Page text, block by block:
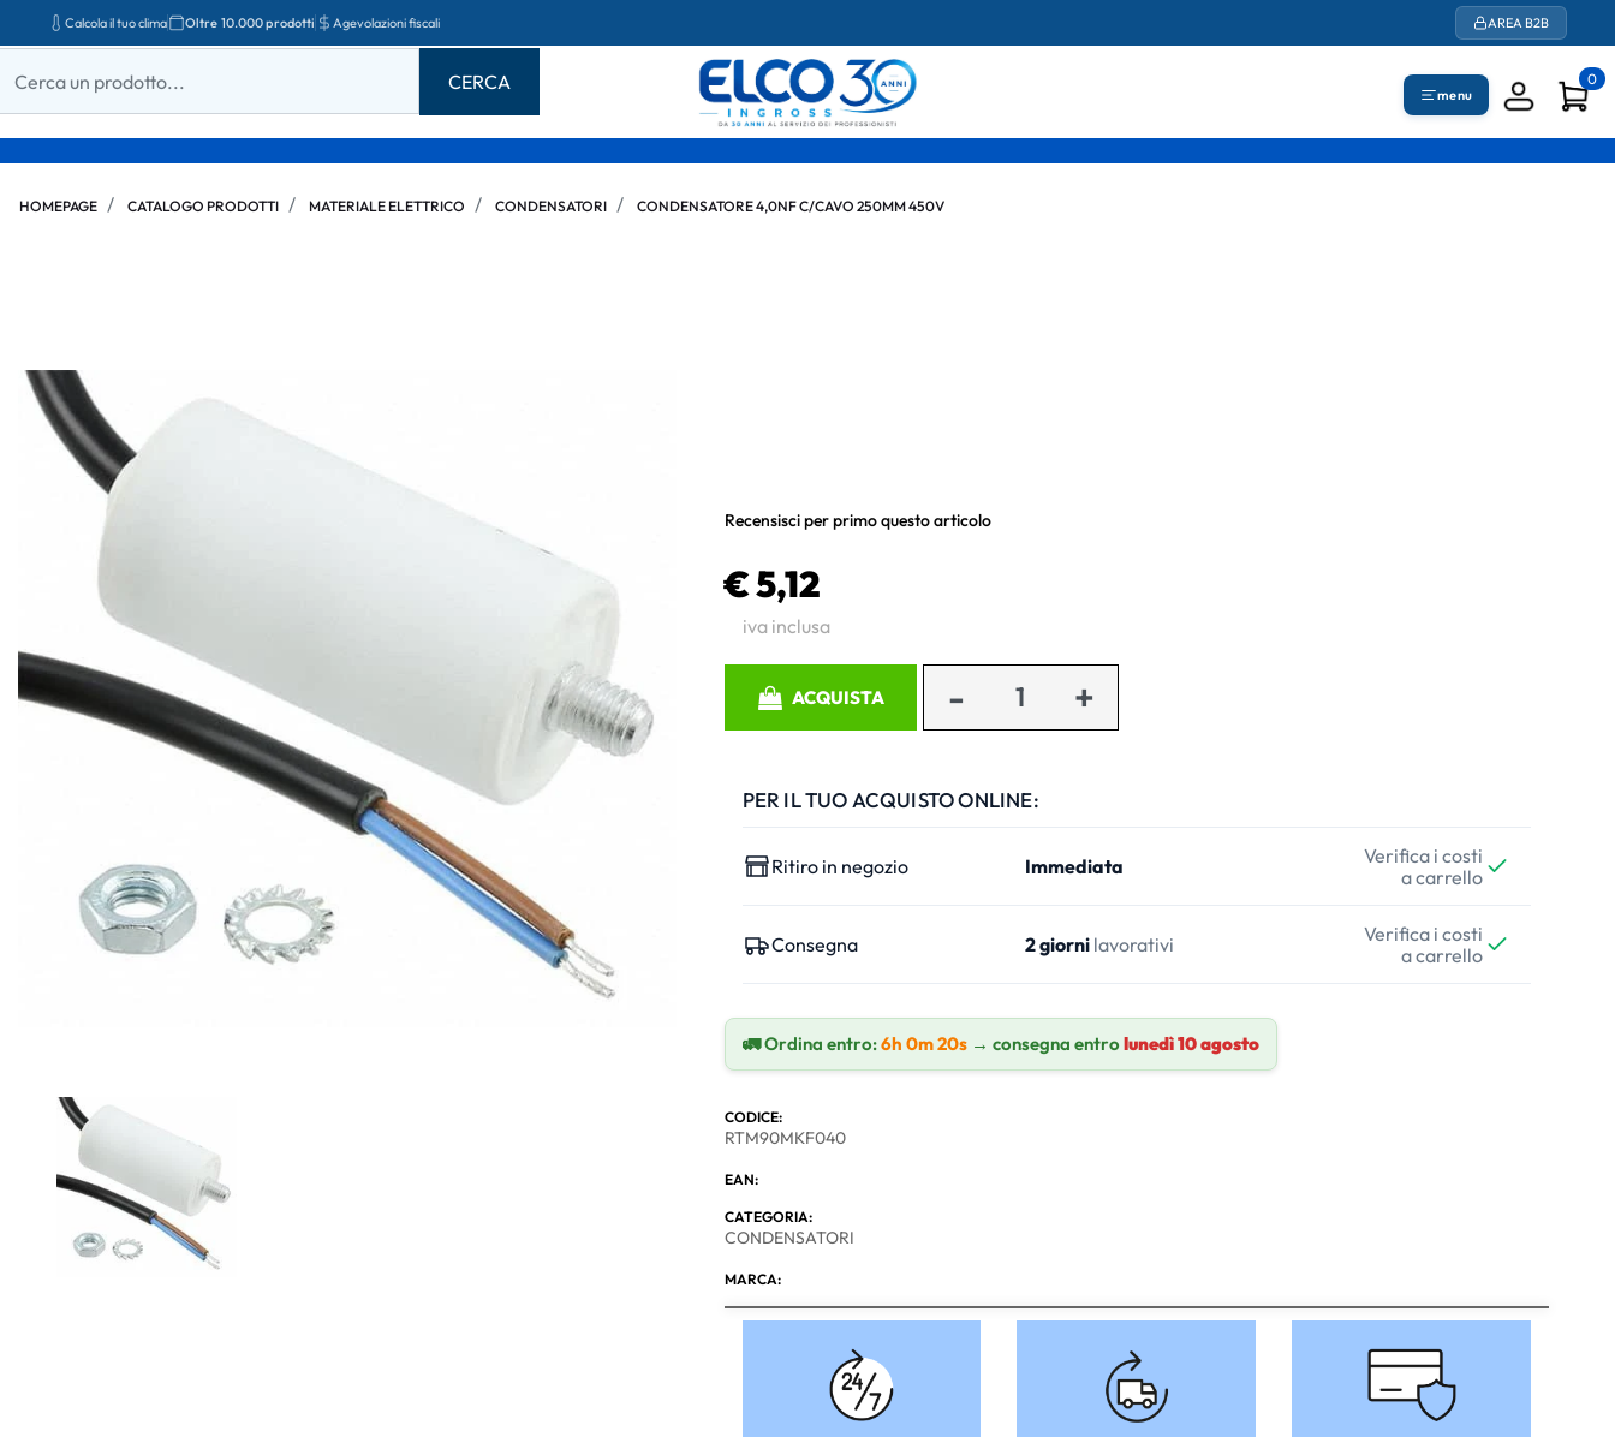
Calcola il tuo clima Oltre 10.000 prodotti Agevolazioni fiscali AREA B2B
menu
0
HOMEPAGE CATALOGO PRODOTTI MATERIALE ELETTRICO CONDENSATORI CONDENSATORE 4,0NF C/CAVO 250MM 450V
Recensisci per primo questo articolo
€ 5,12
iva inclusa
ACQUISTA
PER IL TUO ACQUISTO ONLINE:
Ritiro in negozio Immediata
Verifica i costi
a carrello
Consegna 2 giornilavorativi
Verifica i costi
a carrello
🚛 Ordina entro:6h 0m 19s→ consegna entrolunedì 10 agosto
CODICE:
RTM90MKF040
EAN:
CATEGORIA:
CONDENSATORI
MARCA: